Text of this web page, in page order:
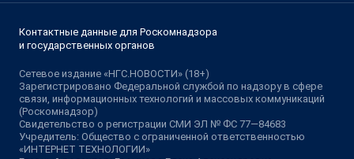
Контактные данные для Роскомнадзора
и государственных органов
Сетевое издание «НГС.НОВОСТИ» (18+)
Зарегистрировано Федеральной службой по надзору в сфере
связи, информационных технологий и массовых коммуникаций
(Роскомнадзор)
Свидетельство о регистрации СМИ ЭЛ № ФС 77—84683
Учредитель: Общество с ограниченной ответственностью
«ИНТЕРНЕТ ТЕХНОЛОГИИ»